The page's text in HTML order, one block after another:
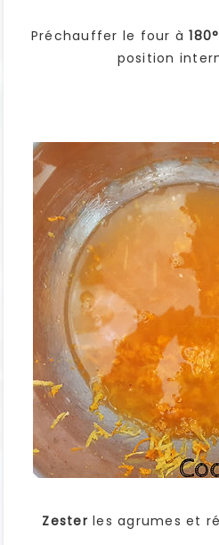
Préchauffer le four à
position
Zester les agrumes et